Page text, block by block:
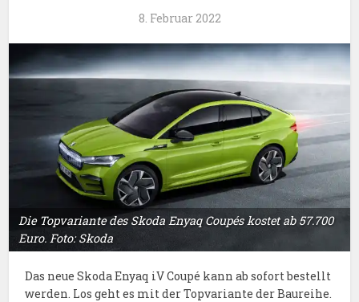
8. Februar 2022
Die Topvariante des Skoda Enyaq Coupés kostet ab 57.700
Euro. Foto: Skoda
Das neue Skoda Enyaq iV Coupé kann ab sofort bestellt
werden. Los geht es mit der Topvariante der Baureihe.